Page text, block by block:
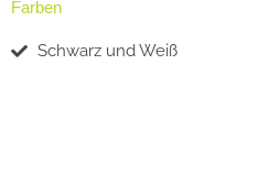
Farben
Schwarz und Weiß